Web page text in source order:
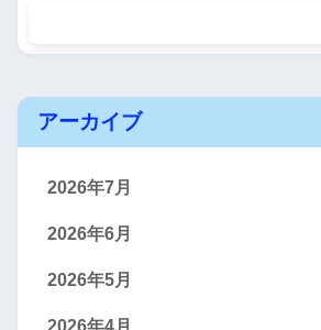
アーカイブ
2026年7月
2026年6月
2026年5月
2026年4月